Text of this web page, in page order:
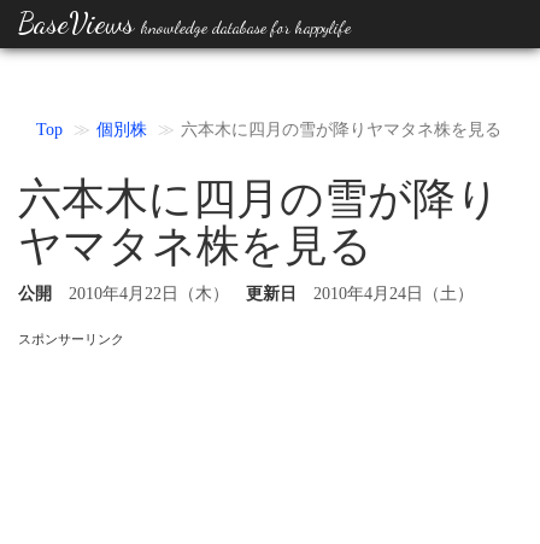
BaseViews knowledge database for happylife
Top 個別株 六本木に四月の雪が降りヤマタネ株を見る
六本木に四月の雪が降り
ヤマタネ株を見る
公開 2010年4月22日（木） 更新日 2010年4月24日（土）
スポンサーリンク